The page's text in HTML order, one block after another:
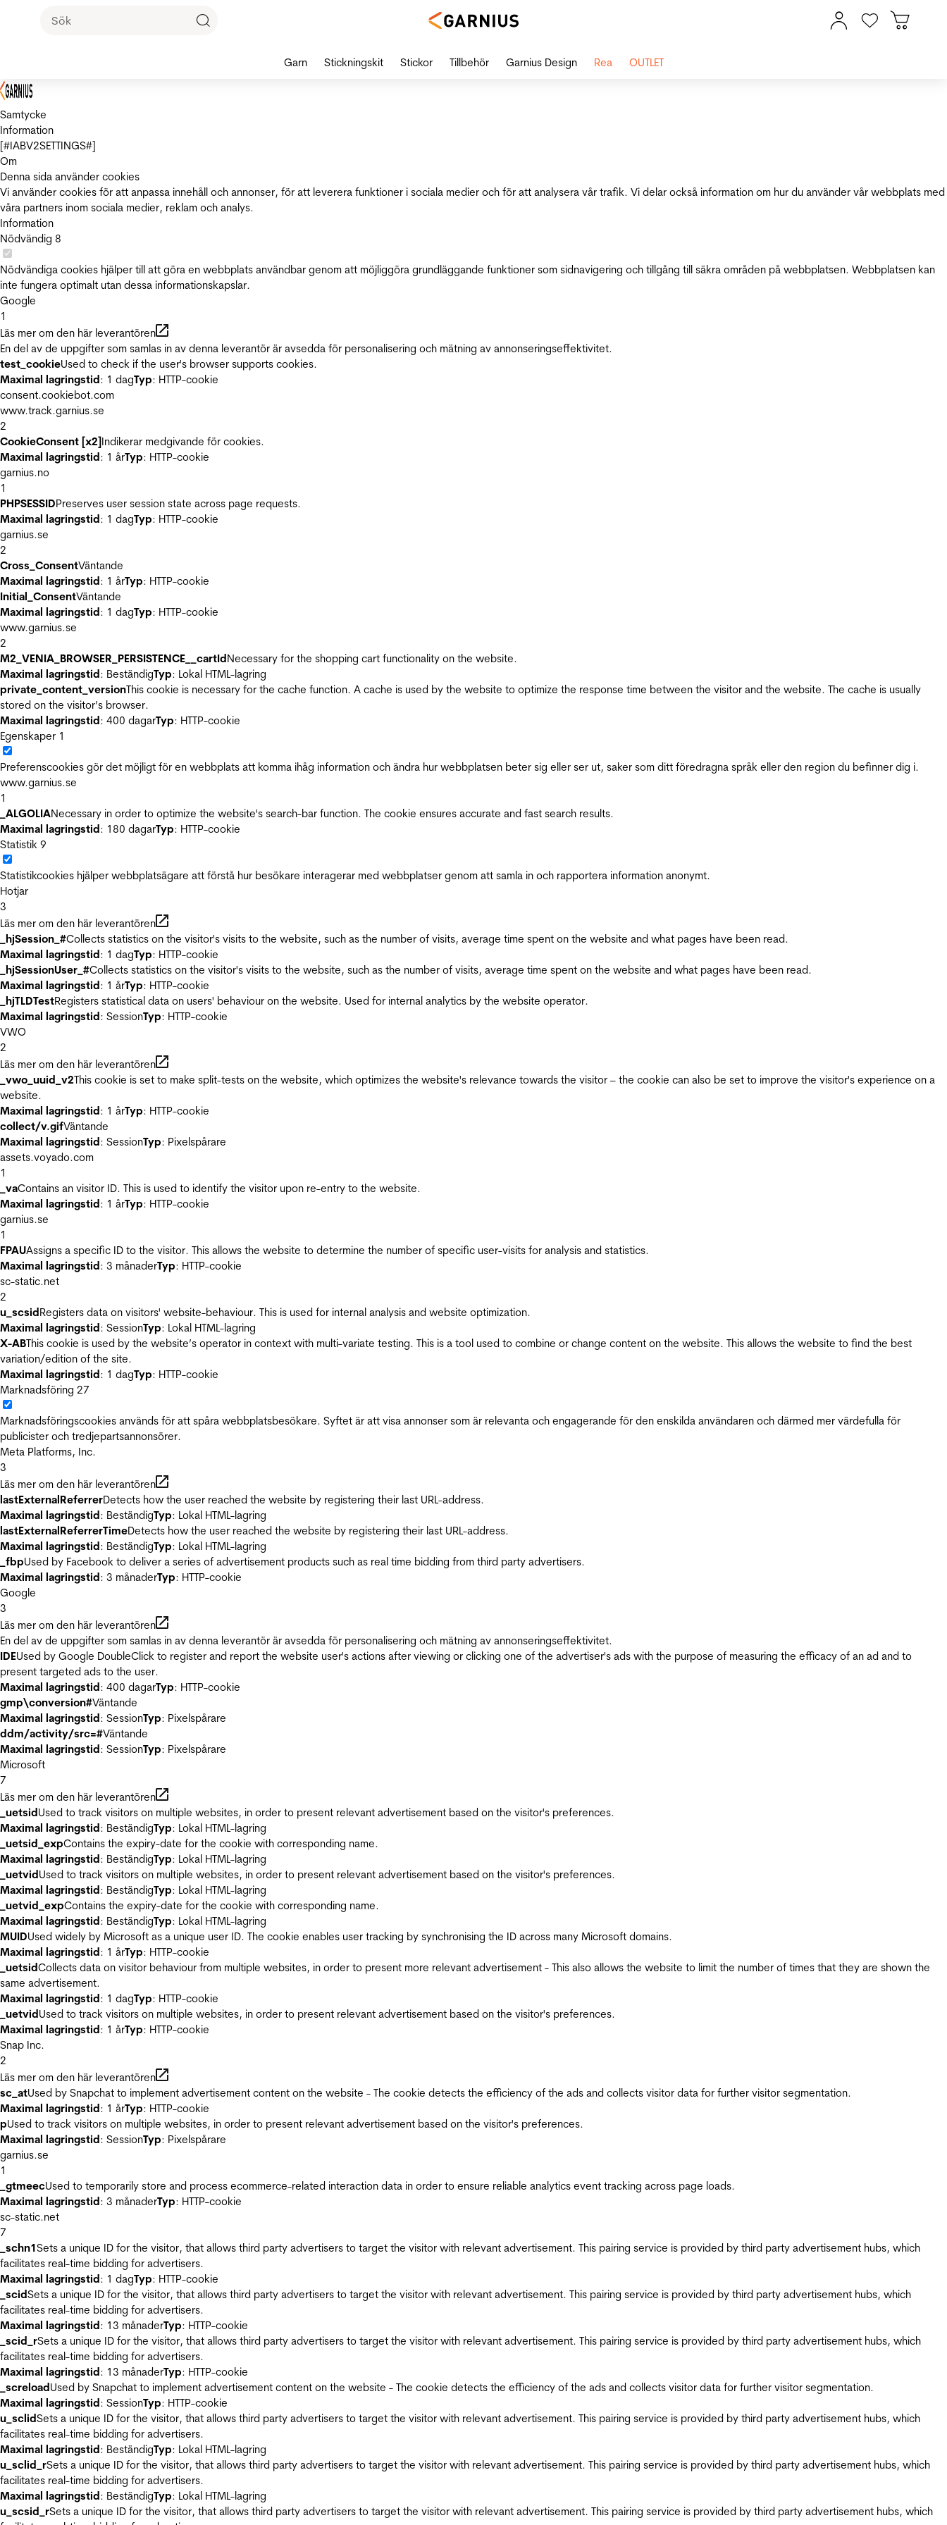
Samtycke
Information
[#IABV2SETTINGS#]
Om
Denna sida använder cookies
Vi använder cookies för att anpassa innehåll och annonser, för att leverera funktioner i sociala medier och för att analysera vår trafik. Vi delar också information om hur du använder vår webbplats med
våra partners inom sociala medier, reklam och analys.
Information
Nödvändig 8
Nödvändiga cookies hjälper till att göra en webbplats användbar genom att möjliggöra grundläggande funktioner som sidnavigering och tillgång till säkra områden på webbplatsen. Webbplatsen kan
inte fungera optimalt utan dessa informationskapslar.
Google
1
Läs mer om den här leverantören
En del av de uppgifter som samlas in av denna leverantör är avsedda för personalisering och mätning av annonseringseffektivitet.
test_cookieUsed to check if the user's browser supports cookies.
Maximal lagringstid: 1 dagTyp: HTTP-cookie
consent.cookiebot.com
www.track.garnius.se
2
CookieConsent [x2]Indikerar medgivande för cookies.
Maximal lagringstid: 1 årTyp: HTTP-cookie
garnius.no
1
PHPSESSIDPreserves user session state across page requests.
Maximal lagringstid: 1 dagTyp: HTTP-cookie
garnius.se
2
Cross_ConsentVäntande
Maximal lagringstid: 1 årTyp: HTTP-cookie
Initial_ConsentVäntande
Maximal lagringstid: 1 dagTyp: HTTP-cookie
www.garnius.se
2
M2_VENIA_BROWSER_PERSISTENCE__cartIdNecessary for the shopping cart functionality on the website.
Maximal lagringstid: BeständigTyp: Lokal HTML-lagring
private_content_versionThis cookie is necessary for the cache function. A cache is used by the website to optimize the response time between the visitor and the website. The cache is usually
stored on the visitor’s browser.
Maximal lagringstid: 400 dagarTyp: HTTP-cookie
Egenskaper 1
Preferenscookies gör det möjligt för en webbplats att komma ihåg information och ändra hur webbplatsen beter sig eller ser ut, saker som ditt föredragna språk eller den region du befinner dig i.
www.garnius.se
1
_ALGOLIANecessary in order to optimize the website's search-bar function. The cookie ensures accurate and fast search results.
Maximal lagringstid: 180 dagarTyp: HTTP-cookie
Statistik 9
Statistikcookies hjälper webbplatsägare att förstå hur besökare interagerar med webbplatser genom att samla in och rapportera information anonymt.
Hotjar
3
Läs mer om den här leverantören
_hjSession_#Collects statistics on the visitor's visits to the website, such as the number of visits, average time spent on the website and what pages have been read.
Maximal lagringstid: 1 dagTyp: HTTP-cookie
_hjSessionUser_#Collects statistics on the visitor's visits to the website, such as the number of visits, average time spent on the website and what pages have been read.
Maximal lagringstid: 1 årTyp: HTTP-cookie
_hjTLDTestRegisters statistical data on users' behaviour on the website. Used for internal analytics by the website operator.
Maximal lagringstid: SessionTyp: HTTP-cookie
VWO
2
Läs mer om den här leverantören
_vwo_uuid_v2This cookie is set to make split-tests on the website, which optimizes the website's relevance towards the visitor – the cookie can also be set to improve the visitor's experience on a
website.
Maximal lagringstid: 1 årTyp: HTTP-cookie
collect/v.gifVäntande
Maximal lagringstid: SessionTyp: Pixelspårare
assets.voyado.com
1
_vaContains an visitor ID. This is used to identify the visitor upon re-entry to the website.
Maximal lagringstid: 1 årTyp: HTTP-cookie
garnius.se
1
FPAUAssigns a specific ID to the visitor. This allows the website to determine the number of specific user-visits for analysis and statistics.
Maximal lagringstid: 3 månaderTyp: HTTP-cookie
sc-static.net
2
u_scsidRegisters data on visitors' website-behaviour. This is used for internal analysis and website optimization.
Maximal lagringstid: SessionTyp: Lokal HTML-lagring
X-ABThis cookie is used by the website’s operator in context with multi-variate testing. This is a tool used to combine or change content on the website. This allows the website to find the best
variation/edition of the site.
Maximal lagringstid: 1 dagTyp: HTTP-cookie
Marknadsföring 27
Marknadsföringscookies används för att spåra webbplatsbesökare. Syftet är att visa annonser som är relevanta och engagerande för den enskilda användaren och därmed mer värdefulla för
publicister och tredjepartsannonsörer.
Meta Platforms, Inc.
3
Läs mer om den här leverantören
lastExternalReferrerDetects how the user reached the website by registering their last URL-address.
Maximal lagringstid: BeständigTyp: Lokal HTML-lagring
lastExternalReferrerTimeDetects how the user reached the website by registering their last URL-address.
Maximal lagringstid: BeständigTyp: Lokal HTML-lagring
_fbpUsed by Facebook to deliver a series of advertisement products such as real time bidding from third party advertisers.
Maximal lagringstid: 3 månaderTyp: HTTP-cookie
Google
3
Läs mer om den här leverantören
En del av de uppgifter som samlas in av denna leverantör är avsedda för personalisering och mätning av annonseringseffektivitet.
IDEUsed by Google DoubleClick to register and report the website user's actions after viewing or clicking one of the advertiser's ads with the purpose of measuring the efficacy of an ad and to
present targeted ads to the user.
Maximal lagringstid: 400 dagarTyp: HTTP-cookie
gmp\conversion#Väntande
Maximal lagringstid: SessionTyp: Pixelspårare
ddm/activity/src=#Väntande
Maximal lagringstid: SessionTyp: Pixelspårare
Microsoft
7
Läs mer om den här leverantören
_uetsidUsed to track visitors on multiple websites, in order to present relevant advertisement based on the visitor's preferences.
Maximal lagringstid: BeständigTyp: Lokal HTML-lagring
_uetsid_expContains the expiry-date for the cookie with corresponding name.
Maximal lagringstid: BeständigTyp: Lokal HTML-lagring
_uetvidUsed to track visitors on multiple websites, in order to present relevant advertisement based on the visitor's preferences.
Maximal lagringstid: BeständigTyp: Lokal HTML-lagring
_uetvid_expContains the expiry-date for the cookie with corresponding name.
Maximal lagringstid: BeständigTyp: Lokal HTML-lagring
MUIDUsed widely by Microsoft as a unique user ID. The cookie enables user tracking by synchronising the ID across many Microsoft domains.
Maximal lagringstid: 1 årTyp: HTTP-cookie
_uetsidCollects data on visitor behaviour from multiple websites, in order to present more relevant advertisement - This also allows the website to limit the number of times that they are shown the
same advertisement.
Maximal lagringstid: 1 dagTyp: HTTP-cookie
_uetvidUsed to track visitors on multiple websites, in order to present relevant advertisement based on the visitor's preferences.
Maximal lagringstid: 1 årTyp: HTTP-cookie
Snap Inc.
2
Läs mer om den här leverantören
sc_atUsed by Snapchat to implement advertisement content on the website - The cookie detects the efficiency of the ads and collects visitor data for further visitor segmentation.
Maximal lagringstid: 1 årTyp: HTTP-cookie
pUsed to track visitors on multiple websites, in order to present relevant advertisement based on the visitor's preferences.
Maximal lagringstid: SessionTyp: Pixelspårare
garnius.se
1
_gtmeecUsed to temporarily store and process ecommerce-related interaction data in order to ensure reliable analytics event tracking across page loads.
Maximal lagringstid: 3 månaderTyp: HTTP-cookie
sc-static.net
7
_schn1Sets a unique ID for the visitor, that allows third party advertisers to target the visitor with relevant advertisement. This pairing service is provided by third party advertisement hubs, which
facilitates real-time bidding for advertisers.
Maximal lagringstid: 1 dagTyp: HTTP-cookie
_scidSets a unique ID for the visitor, that allows third party advertisers to target the visitor with relevant advertisement. This pairing service is provided by third party advertisement hubs, which
facilitates real-time bidding for advertisers.
Maximal lagringstid: 13 månaderTyp: HTTP-cookie
_scid_rSets a unique ID for the visitor, that allows third party advertisers to target the visitor with relevant advertisement. This pairing service is provided by third party advertisement hubs, which
facilitates real-time bidding for advertisers.
Maximal lagringstid: 13 månaderTyp: HTTP-cookie
_screloadUsed by Snapchat to implement advertisement content on the website - The cookie detects the efficiency of the ads and collects visitor data for further visitor segmentation.
Maximal lagringstid: SessionTyp: HTTP-cookie
u_sclidSets a unique ID for the visitor, that allows third party advertisers to target the visitor with relevant advertisement. This pairing service is provided by third party advertisement hubs, which
facilitates real-time bidding for advertisers.
Maximal lagringstid: BeständigTyp: Lokal HTML-lagring
u_sclid_rSets a unique ID for the visitor, that allows third party advertisers to target the visitor with relevant advertisement. This pairing service is provided by third party advertisement hubs, which
facilitates real-time bidding for advertisers.
Maximal lagringstid: BeständigTyp: Lokal HTML-lagring
u_scsid_rSets a unique ID for the visitor, that allows third party advertisers to target the visitor with relevant advertisement. This pairing service is provided by third party advertisement hubs, which
Garn Stickningskit Stickor Tillbehör Garnius Design Rea OUTLET